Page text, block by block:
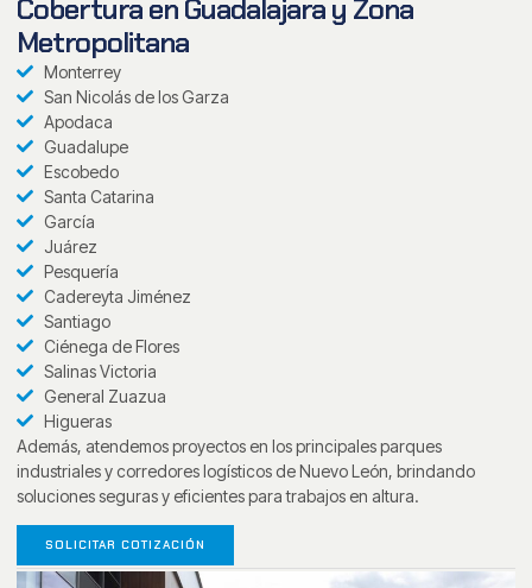
Cobertura en Guadalajara y Zona
Metropolitana
Monterrey
San Nicolás de los Garza
Apodaca
Guadalupe
Escobedo
Santa Catarina
García
Juárez
Pesquería
Cadereyta Jiménez
Santiago
Ciénega de Flores
Salinas Victoria
General Zuazua
Higueras
Además, atendemos proyectos en los principales parques
industriales y corredores logísticos de Nuevo León, brindando
soluciones seguras y eficientes para trabajos en altura.
SOLICITAR COTIZACIÓN